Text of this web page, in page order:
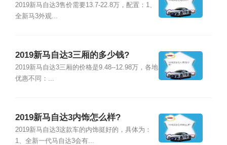
2019新马自达3售价需要13.7-22.8万，配置：1、
全新马3外观...
2019新马自达3三厢的多少钱?
2019新马自达3三厢的价格是9.48--12.98万，各地
优惠不同：...
2019新马自达3内饰怎么样?
2019新马自达3这款车的内饰挺好的，具体为：
1、全新一代马自达3会有...